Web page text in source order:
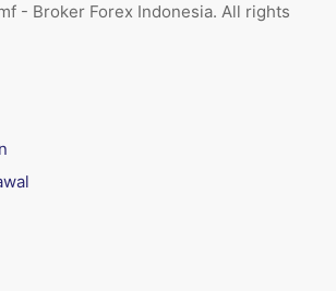
- Broker Forex Indonesia. All rights